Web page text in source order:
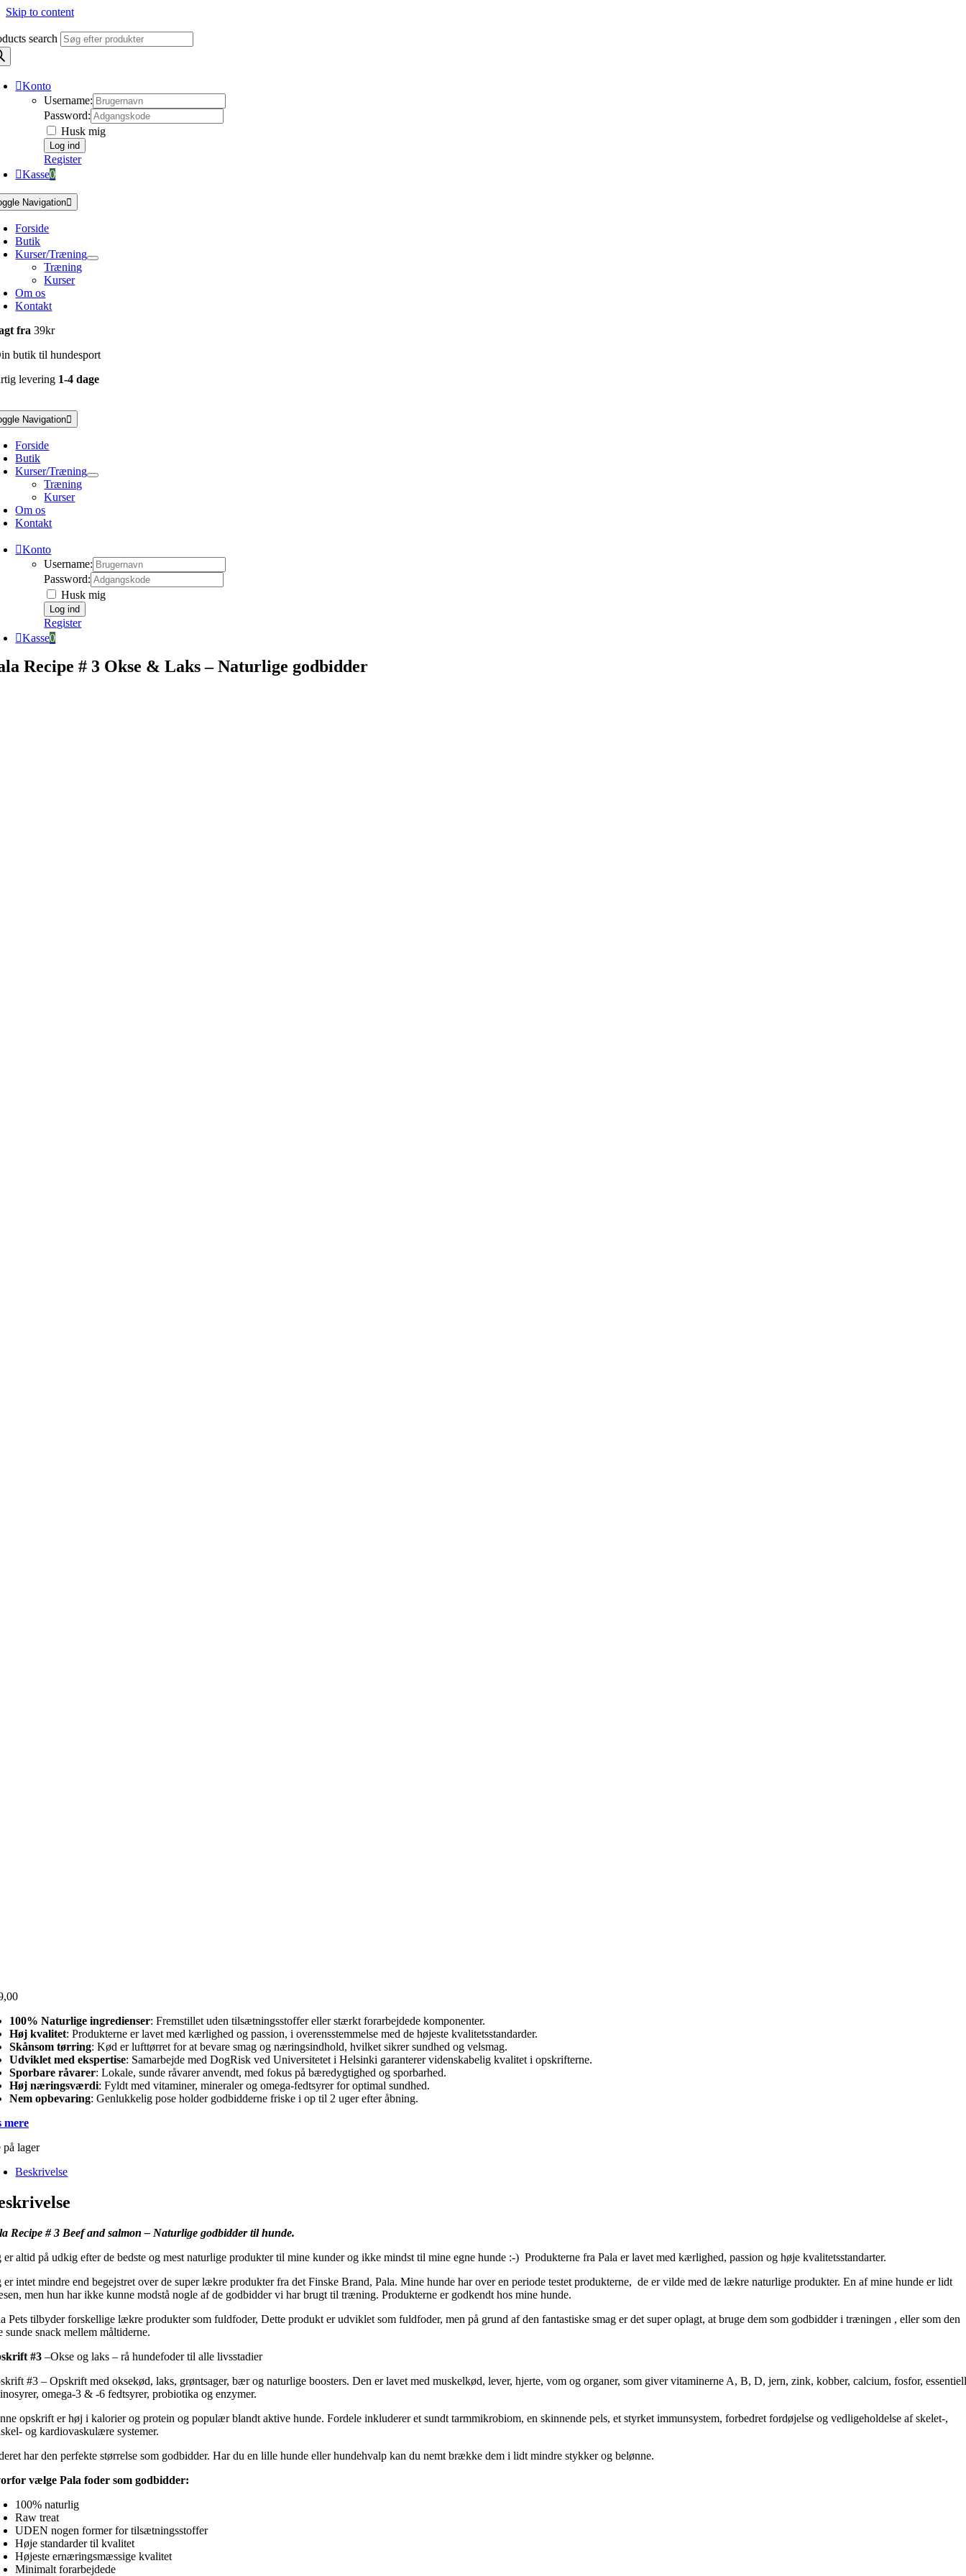
Skip to content
search
Konto
Username:
Password:
Husk mig
Register
Kasse0
Navigation
Forside
Butik
Kurser/Træning
Træning
Kurser
Om os
Kontakt
fra39kr
butik til hundesport
levering 1-4 dage
Navigation
Forside
Butik
Kurser/Træning
Træning
Kurser
Om os
Kontakt
Konto
Username:
Password:
Husk mig
Register
Kasse0
Recipe # 3 Okse & Laks – Naturlige godbidder
100% Naturlige ingredienser: Fremstillet uden tilsætningsstoffer eller stærkt forarbejdede komponenter.
Høj kvalitet: Produkterne er lavet med kærlighed og passion, i overensstemmelse med de højeste kvalitetsstandarder.
Skånsom tørring: Kød er lufttørret for at bevare smag og næringsindhold, hvilket sikrer sundhed og velsmag.
Udviklet med ekspertise: Samarbejde med DogRisk ved Universitetet i Helsinki garanterer videnskabelig kvalitet i opskrifterne.
Sporbare råvarer: Lokale, sunde råvarer anvendt, med fokus på bæredygtighed og sporbarhed.
Høj næringsværdi: Fyldt med vitaminer, mineraler og omega-fedtsyrer for optimal sundhed.
Nem opbevaring: Genlukkelig pose holder godbidderne friske i op til 2 uger efter åbning.
mere
på lager
Beskrivelse
Recipe # 3 Beef and salmon – Naturlige godbidder til hunde.
er altid på udkig efter de bedste og mest naturlige produkter til mine kunder og ikke mindst til mine egne hunde :-) Produkterne fra Pala er lavet med kærlighed, passion og høje kvalitetsstandarter.
er intet mindre end begejstret over de super lækre produkter fra det Finske Brand, Pala. Mine hunde har over en periode testet produkterne, de er vilde med de lækre naturlige produkter. En af mine hunde er lidt
men hun har ikke kunne modstå nogle af de godbidder vi har brugt til træning. Produkterne er godkendt hos mine hunde.
Pets tilbyder forskellige lækre produkter som fuldfoder, Dette produkt er udviklet som fuldfoder, men på grund af den fantastiske smag er det super oplagt, at bruge dem som godbidder i træningen , eller som den
sunde snack mellem måltiderne.
#3–Okse og laks – rå hundefoder til alle livsstadier
#3 – Opskrift med oksekød, laks, grøntsager, bær og naturlige boosters. Den er lavet med muskelkød, lever, hjerte, vom og organer, som giver vitaminerne A, B, D, jern, zink, kobber, calcium, fosfor,
omega-3 & -6 fedtsyrer, probiotika og enzymer.
opskrift er høj i kalorier og protein og populær blandt aktive hunde. Fordele inkluderer et sundt tarmmikrobiom, en skinnende pels, et styrket immunsystem, forbedret fordøjelse og vedligeholdelse af skelet-,
og kardiovaskulære systemer.
har den perfekte størrelse som godbidder. Har du en lille hunde eller hundehvalp kan du nemt brække dem i lidt mindre stykker og belønne.
vælge Pala foder som godbidder:
100% naturlig
Raw treat
UDEN nogen former for tilsætningsstoffer
Høje standarder til kvalitet
Højeste ernæringsmæssige kvalitet
Minimalt forarbejdede